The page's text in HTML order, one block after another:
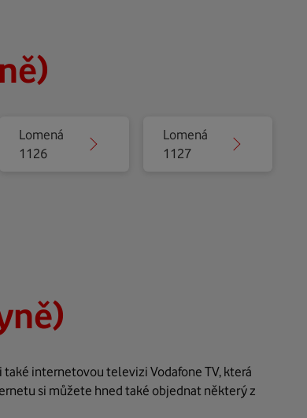
Lomená
1126
Lomená
1127
internetovou televizi Vodafone TV, která
si můžete hned také objednat některý z